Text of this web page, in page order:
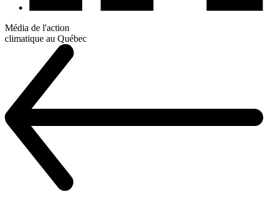
Média de l'action
climatique au Québec